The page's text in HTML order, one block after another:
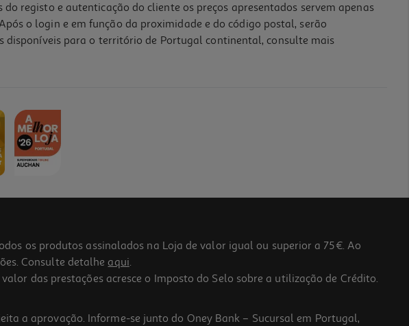
registo e autenticação do cliente os preços apresentados servem apenas
o login e em função da proximidade e do código postal, serão
disponíveis para o território de Portugal continental, consulte mais
os produtos assinalados na Loja de valor igual ou superior a 75€. Ao
Consulte detalhe aqui.
das prestações acresce o Imposto do Selo sobre a utilização de Crédito.
a aprovação. Informe-se junto do Oney Bank – Sucursal em Portugal,